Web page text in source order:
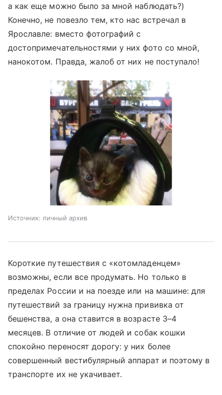
а как еще можно было за мной наблюдать?)
Конечно, не повезло тем, кто нас встречал в
Ярославле: вместо фотографий с
достопримечательностями у них фото со мной,
нанокотом. Правда, жалоб от них не поступало!
Источник: личный архив
Короткие путешествия с «котомладенцем»
возможны, если все продумать. Но только в
пределах России и на поезде или на машине: для
путешествий за границу нужна прививка от
бешенства, а она ставится в возрасте 3–4
месяцев. В отличие от людей и собак кошки
спокойно переносят дорогу: у них более
совершенный вестибулярный аппарат и поэтому в
транспорте их не укачивает.